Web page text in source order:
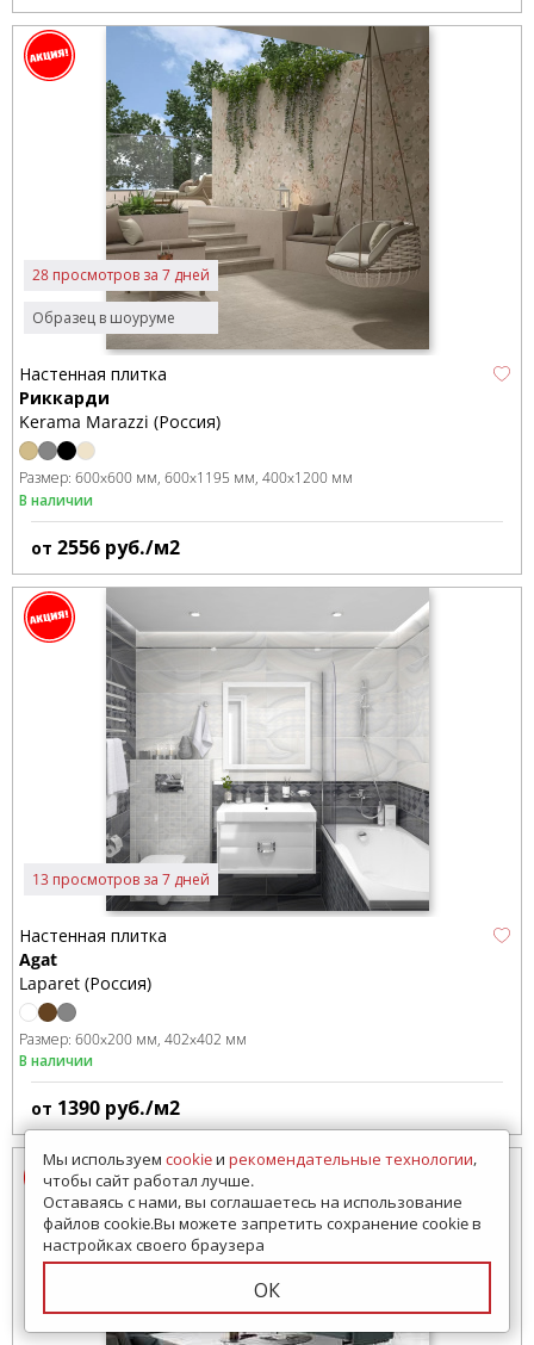
Образец в шоуруме
28 просмотров за 7 дней
Настенная плитка
Риккарди
Kerama Marazzi (Россия)
Размер: 600x600 мм 600x1195 мм 400x1200 мм
В наличии
от 2556 руб./м2
13 просмотров за 7 дней
Настенная плитка
Agat
Laparet (Россия)
Размер: 600x200 мм 402x402 мм
В наличии
от 1390 руб./м2
Мы используем cookieи рекомендательные технологии,
чтобы сайт работал лучше.
Оставаясь с нами, вы соглашаетесь на использование
файлов cookie.Вы можете запретить сохранение cookie в
настройках своего браузера
ОК